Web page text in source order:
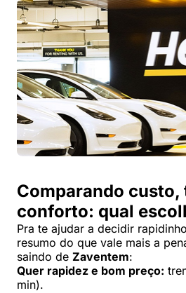
Comparando custo,
conforto: qual
Pra te ajudar a decidir
resumo do que vale mais a
saindo de Zaventem:
Quer rapidez e bom preço:
min).